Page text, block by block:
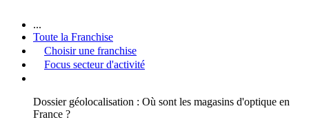
...
Toute la Franchise
Choisir une franchise
Focus secteur d'activité
Dossier géolocalisation : Où sont les magasins d'optique en
France ?